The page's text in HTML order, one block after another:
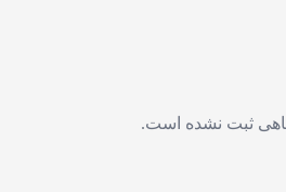
ثبت نشده است.